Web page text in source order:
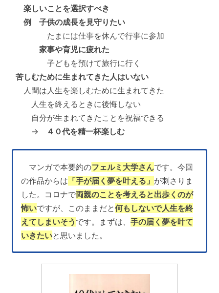
楽しいことを選択すべき
例 子供の成長を見守りたい
たまには仕事を休んで行事に参加
家事や育児に疲れた
子どもを預けて旅行に行く
苦しむために生まれてきた人はいない
人間は人生を楽しむために生まれてきた
人生を終えるときに後悔しない
自分が生まれてきたことを祝福できる
→
４０代を精一杯楽しむ
マンガで本要約のフェルミ大学さんです。今回
の作品からは 「手が届く夢を叶える」 が刺さりま
した。コロナで両親のことを考えると出歩くのが
怖いですが、このままだと何もしないで人生を終
えてしまいそう です。まずは、手の届く夢を叶て
いきたいと思いました。